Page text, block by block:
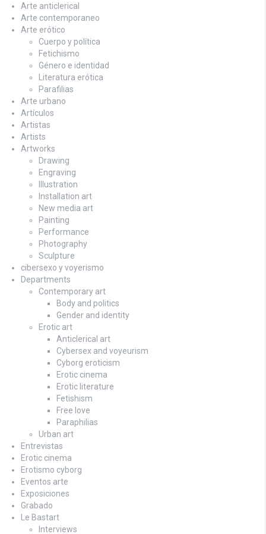
Arte anticlerical
Arte contemporaneo
Arte erótico
Cuerpo y política
Fetichismo
Género e identidad
Literatura erótica
Parafilias
Arte urbano
Artículos
Artistas
Artists
Artworks
Drawing
Engraving
Illustration
Installation art
New media art
Painting
Performance
Photography
Sculpture
cibersexo y voyerismo
Departments
Contemporary art
Body and politics
Gender and identity
Erotic art
Anticlerical art
Cybersex and voyeurism
Cyborg eroticism
Erotic cinema
Erotic literature
Fetishism
Free love
Paraphilias
Urban art
Entrevistas
Erotic cinema
Erotismo cyborg
Eventos arte
Exposiciones
Grabado
Le Bastart
Interviews